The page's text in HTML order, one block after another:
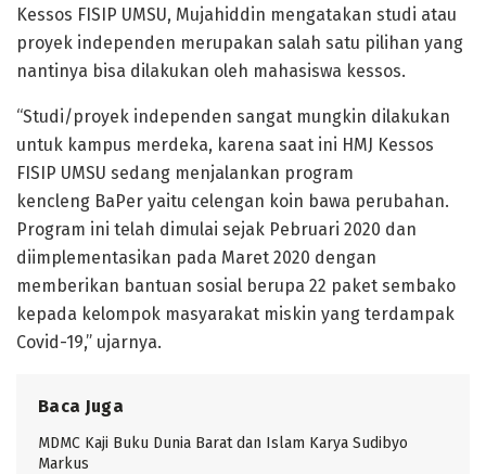
Kessos FISIP UMSU, Mujahiddin mengatakan studi atau
proyek independen merupakan salah satu pilihan yang
nantinya bisa dilakukan oleh mahasiswa kessos.
“Studi/proyek independen sangat mungkin dilakukan
untuk kampus merdeka, karena saat ini HMJ Kessos
FISIP UMSU sedang menjalankan program
kencleng BaPer yaitu celengan koin bawa perubahan.
Program ini telah dimulai sejak Pebruari 2020 dan
diimplementasikan pada Maret 2020 dengan
memberikan bantuan sosial berupa 22 paket sembako
kepada kelompok masyarakat miskin yang terdampak
Covid-19,” ujarnya.
Baca Juga
MDMC Kaji Buku Dunia Barat dan Islam Karya Sudibyo
Markus